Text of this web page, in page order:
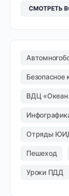
СМОТРЕТЬ
Безопасное
ВДЦ
Отряды
Пешеход
Уроки ПДД